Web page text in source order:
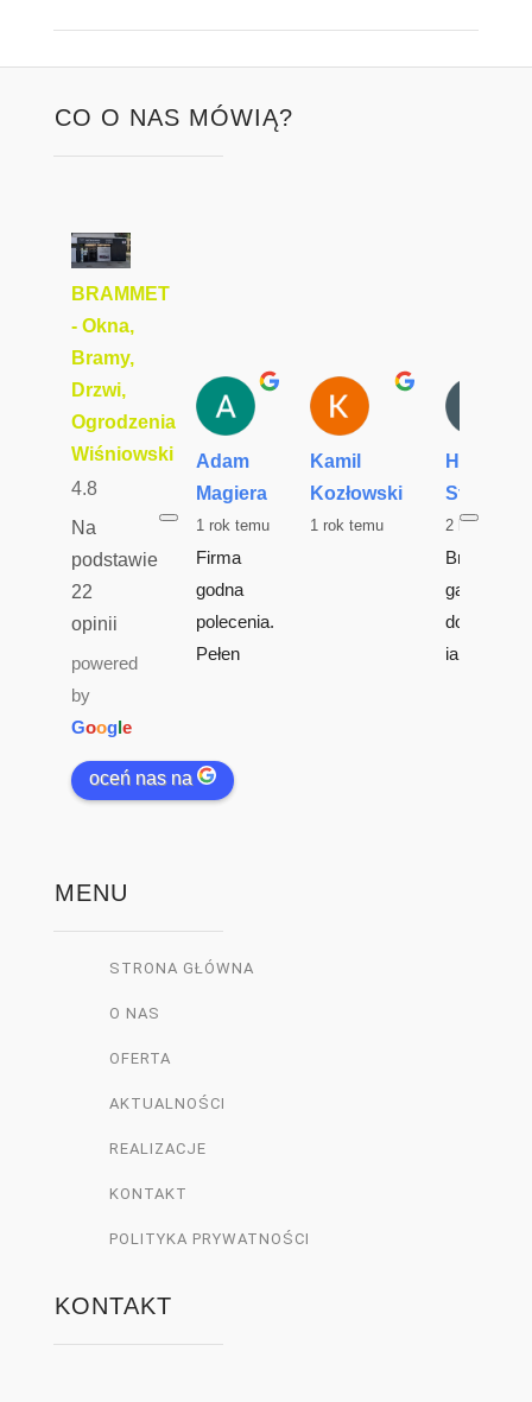
CO O NAS MÓWIĄ?
BRAMMET
- Okna,
Bramy,
Drzwi,
Ogrodzenia
Wiśniowski
4.8
Na
podstawie
22
opinii
powered
by
Google
oceń nas na
Adam
Magiera
1 rok temu
Firma
godna
polecenia.
Pełen
ich usług
zgodnie z
a pełna
Kamil
Kozłowski
1 rok temu
Hubert
Starczyk
2 lata temu
Brama
garażowa
dobrej
jakości..
MENU
STRONA GŁÓWNA
O NAS
OFERTA
AKTUALNOŚCI
REALIZACJE
KONTAKT
POLITYKA PRYWATNOŚCI
KONTAKT